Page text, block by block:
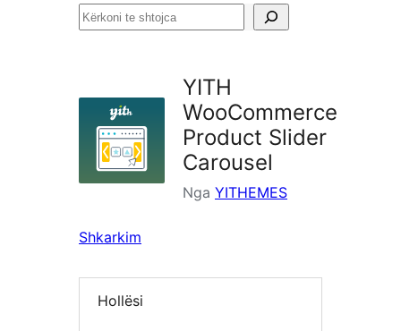
Kërkoni
YITH
WooCommerce
Product Slider
Carousel
Nga YITHEMES
Shkarkim
Hollësi